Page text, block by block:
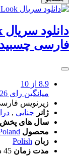
فارسی
8.9 از 10
میانگین رای 5.326 نفر
زیرنویس
ژانر جنایی ,
سال های پخش
محصول
زبان Polish
مدت زمان 45 دقیقه